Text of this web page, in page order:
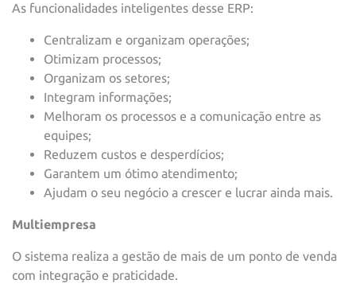
As funcionalidades inteligentes desse ERP:
Centralizam e organizam operações;
Otimizam processos;
Organizam os setores;
Integram informações;
Melhoram os processos e a comunicação entre as
equipes;
Reduzem custos e desperdícios;
Garantem um ótimo atendimento;
Ajudam o seu negócio a crescer e lucrar ainda mais.
Multiempresa
O sistema realiza a gestão de mais de um ponto de venda
com integração e praticidade.